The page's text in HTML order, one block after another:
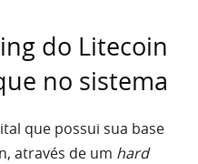
do Litecoin
no sistema
que possui sua base
através de um hard